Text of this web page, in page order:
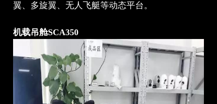
翼、多旋翼、无人飞艇等动态平台。
机载吊舱SCA350